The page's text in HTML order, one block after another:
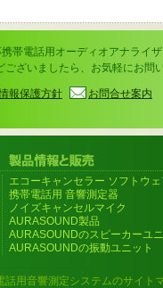
帯電話用オーディオアナライ
ございましたら、お気軽にお問
報保護方針 お問合せ案内
エコーキャンセラー ソフトウ
携帯電話用 音響測定器
ノイズキャンセルマイク
AURASOUND製品
AURASOUNDのスピーカーユ
AURASOUNDの振動ユニット
話用音響測定システムのサイト